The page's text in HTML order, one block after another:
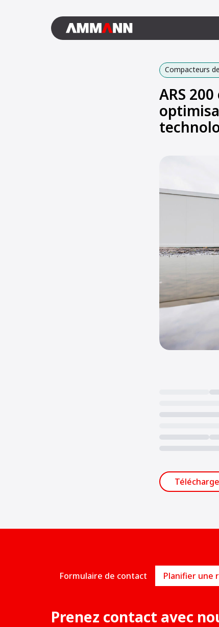
Compacteurs
ARS
Formulaire de contact
Prenez contact avec